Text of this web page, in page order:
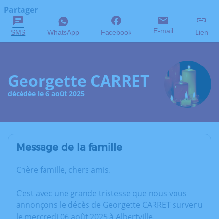
Partager
SMS WhatsApp Facebook E-mail Lien
Georgette CARRET
décédée le 6 août 2025
Message de la famille
Chère famille, chers amis,
C’est avec une grande tristesse que nous vous
annonçons le décès de Georgette CARRET survenu
le mercredi 06 août 2025 à Albertville.